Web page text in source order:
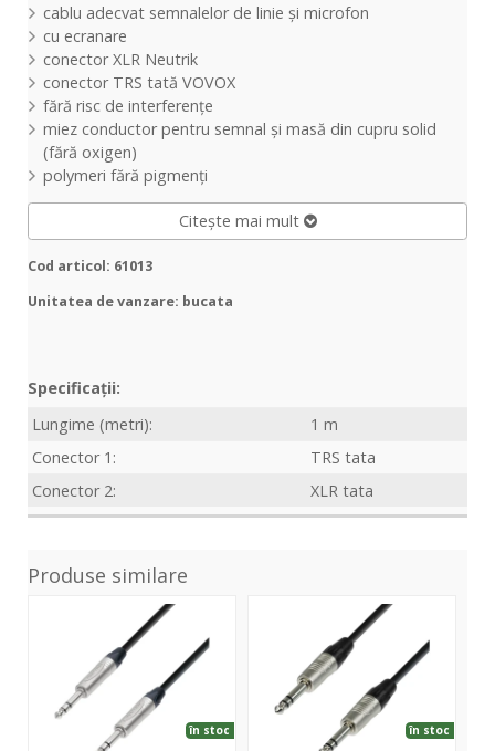
cablu adecvat semnalelor de linieși microfon
cu ecranare
conector XLR Neutrik
conector TRStată VOVOX
fără risc deinterferențe
miez conductor pentru semnalși masă din cupru solid
(fără oxigen)
polymerifără pigmenți
Citește mai mult
Cod articol: 61013
Unitatea de vanzare: bucata
Specificații:
Lungime (metri):
1 m
Conector 1:
TRS tata
Conector 2:
XLR tata
Produse similare
în stoc în stoc